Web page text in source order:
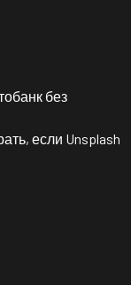
без
если Unsplash